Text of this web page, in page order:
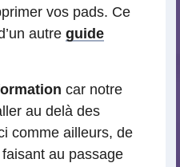
vos pads. Ce
autre guide
car notre
au delà des
comme ailleurs, de
au passage